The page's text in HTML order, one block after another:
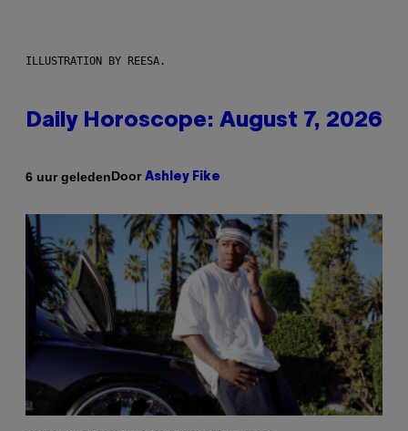
ILLUSTRATION BY REESA.
Daily Horoscope: August 7, 2026
6 uur geledenDoor Ashley Fike